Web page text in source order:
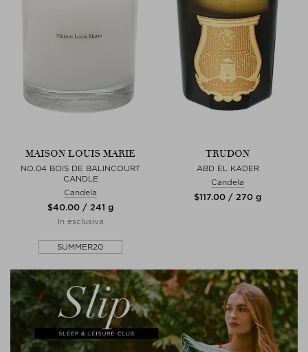
MAISON LOUIS MARIE
NO.04 BOIS DE BALINCOURT
CANDLE
Candela
$‌40.00 / 241 g
In esclusiva
SUMMER20
TRUDON
ABD EL KADER
Candela
$‌117.00 / 270 g